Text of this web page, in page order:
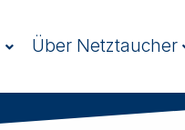
Über Netztaucher